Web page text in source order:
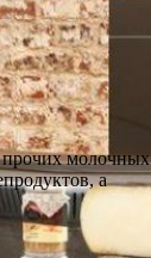
прочих молочных
а